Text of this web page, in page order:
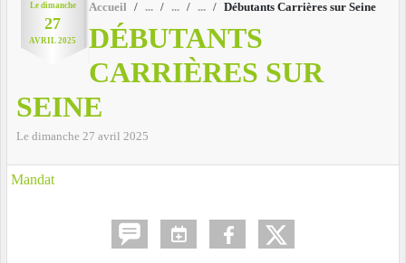
Le dimanche
27
AVRIL 2025
Accueil Débutants Carrières sur Seine
DÉBUTANTS
CARRIÈRES SUR
SEINE
Le dimanche 27 avril 2025
Mandat